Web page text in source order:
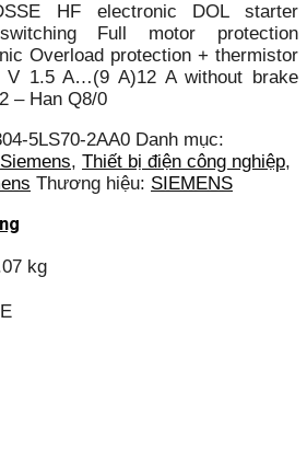
HF electronic DOL starter
Full motor protection
Overload protection + thermistor
1.5 A…(9 A)12 A without brake
– Han Q8/0
5LS70-2AA0 Danh mục:
Siemens, Thiết bị điện công nghiệp,
Thương hiệu: SIEMENS
kg